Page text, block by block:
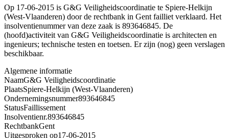
Op 17-06-2015 is G&G Veiligheidscoordinatie te Spiere-Helkijn
(West-Vlaanderen) door de rechtbank in Gent failliet verklaard. Het
insolventienummer van deze zaak is 893646845. De
(hoofd)activiteit van G&G Veiligheidscoordinatie is architecten en
ingenieurs; technische testen en toetsen. Er zijn (nog) geen verslagen
beschikbaar.
Algemene informatie
NaamG&G Veiligheidscoordinatie
PlaatsSpiere-Helkijn (West-Vlaanderen)
Ondernemingsnummer893646845
StatusFaillissement
Insolventienr.893646845
RechtbankGent
Uitgesproken op17-06-2015